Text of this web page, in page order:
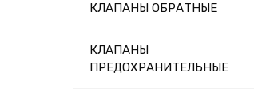
КЛАПАНЫ ОБРАТНЫЕ
КЛАПАНЫ
ПРЕДОХРАНИТЕЛЬНЫЕ